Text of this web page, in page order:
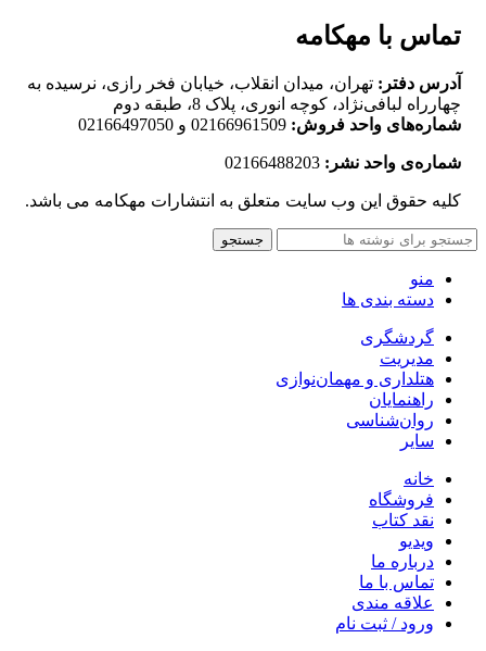
تماس با مهکامه
آدرس دفتر: تهران، میدان انقلاب، خیابان فخر رازی، نرسیده به
چهارراه لبافی‌نژاد، کوچه انوری، پلاک 8، طبقه دوم
شماره‌های واحد فروش: 02166961509 و 02166497050
شماره‌‌ی واحد نشر:
کلیه حقوق این وب سایت متعلق به انتشارات مهکامه می باشد.
جستجو
منو
دسته بندی ها
گردشگری
مدیریت
هتلداری و مهمان‌نوازی
راهنمایان
روان‌شناسی
سایر
خانه
فروشگاه
نقد کتاب
ویدیو
درباره‌ ما
تماس با ما
علاقه مندی
ورود / ثبت نام